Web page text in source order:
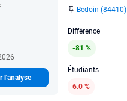
l'analyse
Bedoin (84410)
Différence
-81 %
Étudiants
6.0 %